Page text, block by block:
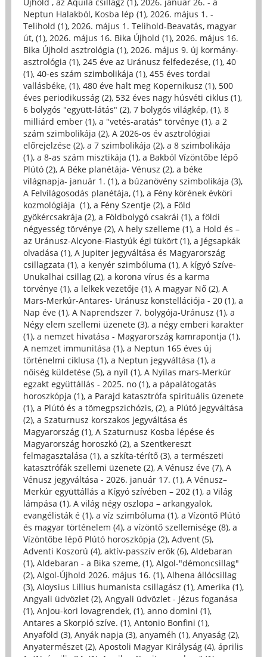
Neptun Halakból, Kosba lép (1), 2026. május 1. -
Telihold (1), 2026. május 1. Telihold-Beavatás, magyar
út, (1), 2026. május 16. Bika Újhold (1), 2026. május 16.
Bika Újhold asztrológia (1), 2026. május 9. új kormány-
asztrológia (1), 245 éve az Uránusz felfedezése, (1), 40
(1), 40-es szám szimbolikája (1), 455 éves tordai
vallásbéke, (1), 480 éve halt meg Kopernikusz (1), 500
éves periodikusság (2), 532 éves nagy húsvéti ciklus (1),
6 bolygós "együtt-látás" (2), 7 bolygós világkép, (1), 8
milliárd ember (1), a "vetés-aratás" törvénye (1), a 2
szám szimbolikája (2), A 2026-os év asztrológiai
előrejelzése (2), a 7 szimbolikája (2), a 8 szimbolikája
(1), a 8-as szám misztikája (1), a Bakból Vízöntőbe lépő
Plútó (2), A Béke planétája- Vénusz (2), a béke
világnapja- január 1. (1), a búzanövény szimbolikája (3),
A Felvilágosodás planétája, (1), a Fény körének évköri
kozmológiája (1), a Fény Szentje (2), a Föld
gyökércsakrája (2), a Földbolygó csakrái (1), a földi
négyesség törvénye (2), A hely szelleme (1), a Hold és –
az Uránusz-Alcyone-Fiastyúk égi tükört (1), a Jégsapkák
olvadása (1), A Jupiter jegyváltása és Magyarország
csillagzata (1), a kenyér szimbóluma (1), A kígyó Szíve-
Unukalhai csillag (2), a korona vírus és a karma
törvénye (1), a lelkek vezetője (1), A magyar Nő (2), A
Mars-Merkúr-Antares- Uránusz konstellációja - 20 (1), a
Nap éve (1), A Naprendszer 7. bolygója-Uránusz (1), a
Négy elem szellemi üzenete (3), a négy emberi karakter
(1), a nemzet hivatása - Magyarország kamrapontja (1),
A nemzet immunitása (1), a Neptun 165 éves új
történelmi ciklusa (1), a Neptun jegyváltása (1), a
nőiség küldetése (5), a nyíl (1), A Nyilas mars-Merkúr
egzakt együttállás - 2025. no (1), a pápalátogatás
horoszkópja (1), a Parajd katasztrófa spirituális üzenete
(1), a Plútó és a tömegpszichózis, (2), a Plútó jegyváltása
(2), a Szaturnusz korszakos jegyváltása és
Magyarország (1), A Szaturnusz Kosba lépése és
Magyarország horoszkó (2), a Szentkereszt
felmagasztalása (1), a szkíta-térítő (3), a természeti
katasztrófák szellemi üzenete (2), A Vénusz éve (7), A
Vénusz jegyváltása - 2026. január 17. (1), A Vénusz–
Merkúr együttállás a Kígyó szívében – 202 (1), a Világ
lámpása (1), A világ négy oszlopa – arkangyalok,
evangélisták é (1), a víz szimbóluma (1), a Vízöntő Plútó
és magyar történelem (4), a vízöntő szellemisége (8), a
Vízöntőbe lépő Plútó horoszkópja (2), Advent (5),
Adventi Koszorú (4), aktív-passzív erők (6), Aldebaran
(1), Aldebaran - a Bika szeme, (1), Algol-"démoncsillag"
(2), Algol-Újhold 2026. május 16. (1), Alhena állócsillag
(3), Aloysius Lillius humanista csillagász (1), Amerika (1),
Angyali üdvözlet (2), Angyali üdvözlet - Jézus foganása
(1), Anjou-kori lovagrendek, (1), anno domini (1),
Antares a Skorpió szíve. (1), Antonio Bonfini (1),
Anyaföld (3), Anyák napja (3), anyaméh (1), Anyaság (2),
Anyatermészet (2), Apostoli Magyar Királyság (4), április